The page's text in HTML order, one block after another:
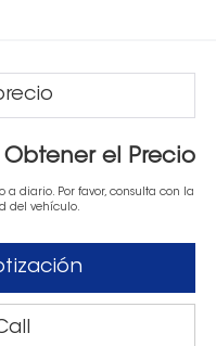
Obtener el Precio
a diario. Por favor, consulta con la
del vehículo.